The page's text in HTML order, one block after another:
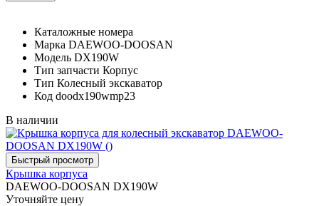
Каталожные номера
Марка DAEWOO-DOOSAN
Модель DX190W
Тип запчасти Корпус
Тип Колесный экскаватор
Код doodx190wmp23
В наличии
Крышка корпуса
DAEWOO-DOOSAN DX190W
Уточняйте цену